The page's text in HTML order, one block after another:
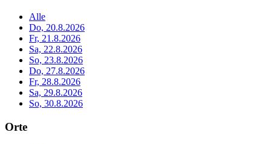
Alle
Do, 20.8.2026
Fr, 21.8.2026
Sa, 22.8.2026
So, 23.8.2026
Do, 27.8.2026
Fr, 28.8.2026
Sa, 29.8.2026
So, 30.8.2026
Orte